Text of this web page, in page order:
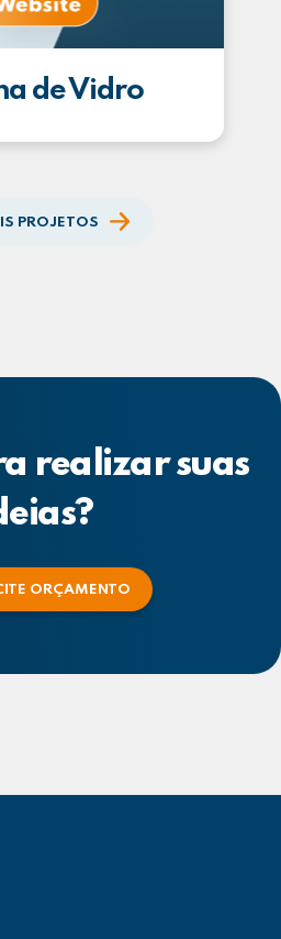
de Vidro
PROJETOS
realizar suas
ORÇAMENTO